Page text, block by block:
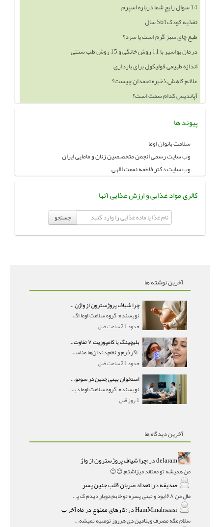
تغذیه کودک1تا5 سال
طبع چای سبز گرم است یا سرد؟
درمان بواسیر با 11 روش خانگی و 15 روش طب سنتی
اندازه طبیعی فولیکول برای بارداری
علائم کاهش ذخیره تخمدان چیست؟
آپاندیس کدام سمت است؟
خوردن چه چيزهايي باعث بزرگ شدن سينه ميشود
پیوند ها
سلامت بانوان اوما
وب سایت رسمی انجمن متخصصین زنان و مامایی ایران
وب سایت دکتر فاطمه نعمت االهی
کالری مواد غذایی و ارزش غذایی آنها
جستجو
آخرین نوشته ها
چرا شیاف پروژسترون از واژن بیرون می‌ریزد؟ میزان جذب و زمان صحیح مصرف
نویسنده: گروه سلامت اوما اگر بعد از گذاشتن شیاف پر
حدود 21 ساعت قبل
بلیچینگ یا کامپوزیت ۷ تفاوت مهم برای انتخاب درست
اگر فرم و نظم دندان‌ها مناسب است و مشکل
حدود 21 ساعت قبل
استخوان بینی جنین در سونوگرافی؛ دیده نشدن یا دیر تشکیل شدن آن چه معنایی دارد؟
نویسنده: گروه سلامت اوما دیده نشدن استخوان بینی جن
1 روز قبل
آخرین دیدگاه ها
delaramدر:چرا شیاف پروژسترون از واژ
من همیشه تو معتقد میزاشتم,,😑😐
صدیقهدر:تعداد ضربان قلب جنین پسر
مال من ۱۶۸بود و نینی پسره تو خابم دوبار دیدم ک پسره
HamMmahsaasiدر:کارهای ممنوع در ماه آخر ب
سلام مگه مصرف ویتامین دی هرروز توصیه نمیشه؟درمقاله میگه